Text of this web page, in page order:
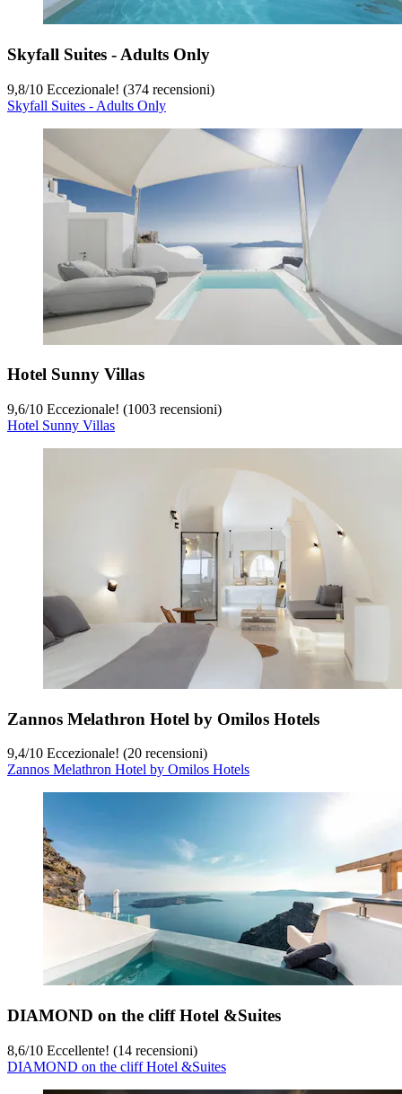
Skyfall Suites - Adults Only
9,8/10 Eccezionale! (374 recensioni)
Skyfall Suites - Adults Only
Hotel Sunny Villas
9,6/10 Eccezionale! (1003 recensioni)
Hotel Sunny Villas
Zannos Melathron Hotel by Omilos Hotels
9,4/10 Eccezionale! (20 recensioni)
Zannos Melathron Hotel by Omilos Hotels
DIAMOND on the cliff Hotel &Suites
8,6/10 Eccellente! (14 recensioni)
DIAMOND on the cliff Hotel &Suites